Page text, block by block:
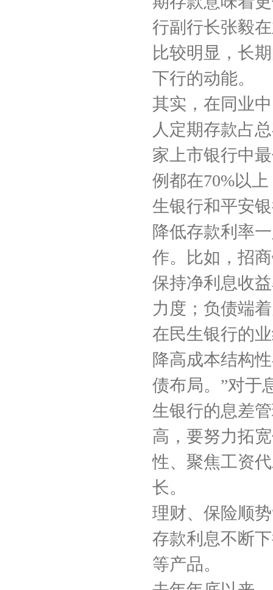
行副行长张毅
比较明显，长
下行的动能。
其实，在同业
人定期存款占
家上市银行中
例都在70%以上
生银行和平安
降低存款利率
作。比如，招
保持净利息收
力度；负债端
在民生银行的
降高成本结构
债布局。”对于
生银行的息差
高，要努力拓
性、聚焦工资
长。
理财、保险顺
存款利息不断
等产品。